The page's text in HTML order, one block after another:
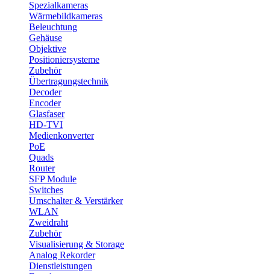
Spezialkameras
Wärmebildkameras
Beleuchtung
Gehäuse
Objektive
Positioniersysteme
Zubehör
Übertragungstechnik
Decoder
Encoder
Glasfaser
HD-TVI
Medienkonverter
PoE
Quads
Router
SFP Module
Switches
Umschalter & Verstärker
WLAN
Zweidraht
Zubehör
Visualisierung & Storage
Analog Rekorder
Dienstleistungen